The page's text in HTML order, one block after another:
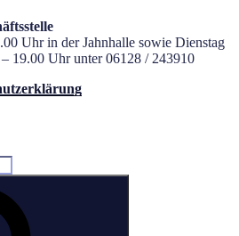
Uhr in der Jahnhalle sowie Dienstag
19.00 Uhr unter 06128 / 243910